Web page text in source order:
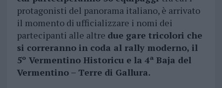
protagonisti del panorama italiano, è arrivato
il momento di ufficializzare i nomi dei
partecipanti alle altre due gare tricolori che
si correranno in coda al rally moderno, il
5º Vermentino Historicu e la 4ª Baja del
Vermentino – Terre di Gallura.